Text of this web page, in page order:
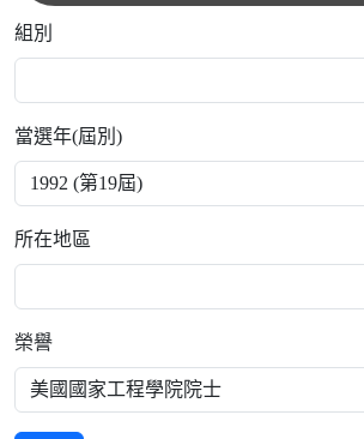
組別
當選年(屆別)
所在地區
榮譽